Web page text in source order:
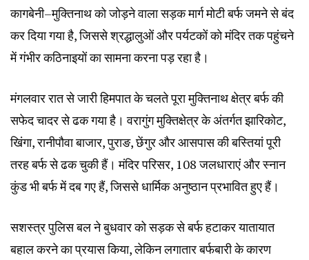
कागबेनी–मुक्तिनाथ को जोड़ने वाला सड़क मार्ग मोटी बर्फ जमने से बंद
कर दिया गया है, जिससे श्रद्धालुओं और पर्यटकों को मंदिर तक पहुंचने
में गंभीर कठिनाइयों का सामना करना पड़ रहा है।
मंगलवार रात से जारी हिमपात के चलते पूरा मुक्तिनाथ क्षेत्र बर्फ की
सफेद चादर से ढक गया है। वरागुंग मुक्तिक्षेत्र के अंतर्गत झारिकोट,
खिंगा, रानीपौवा बाजार, पुराङ, छेंगुर और आसपास की बस्तियां पूरी
तरह बर्फ से ढक चुकी हैं। मंदिर परिसर, 108 जलधाराएं और स्नान
कुंड भी बर्फ में दब गए हैं, जिससे धार्मिक अनुष्ठान प्रभावित हुए हैं।
सशस्त्र पुलिस बल ने बुधवार को सड़क से बर्फ हटाकर यातायात
बहाल करने का प्रयास किया, लेकिन लगातार बर्फबारी के कारण